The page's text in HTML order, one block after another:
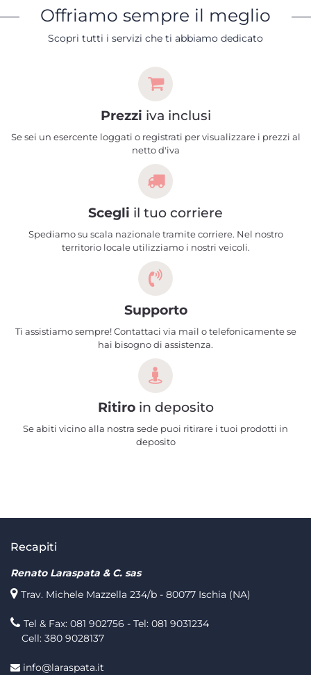
Offriamo sempre il meglio
Scopri tutti i servizi che ti abbiamo dedicato
Prezzi iva inclusi
Se sei un esercente loggati o registrati per visualizzare i prezzi al
netto d'iva
Scegli il tuo corriere
Spediamo su scala nazionale tramite corriere. Nel nostro
territorio locale utilizziamo i nostri veicoli.
Supporto
Ti assistiamo sempre! Contattaci via mail o telefonicamente se
hai bisogno di assistenza.
Ritiroin deposito
Se abiti vicino alla nostra sede puoi ritirare i tuoi prodotti in
deposito
Recapiti
Renato Laraspata & C. sas
Trav. Michele Mazzella 234/b - 80077 Ischia (NA)
Tel & Fax: 081 902756 - Tel: 081 9031234
Cell: 380 9028137
info@laraspata.it